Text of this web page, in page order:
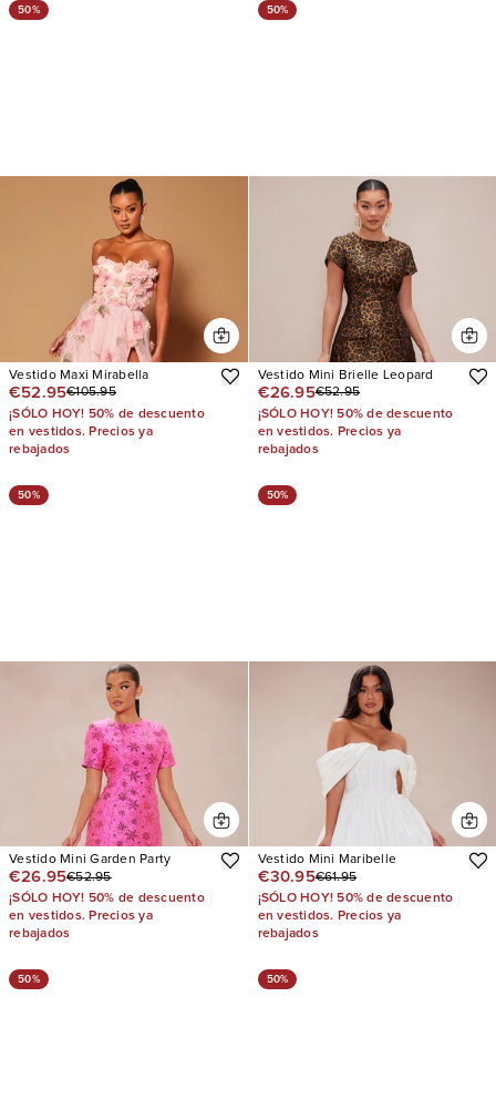
50%
Vestido Maxi Mirabella
€52.95€105.95
¡SÓLO HOY! 50% de descuento
en vestidos. Precios ya
rebajados
50%
Vestido Mini Brielle Leopard
€26.95€52.95
¡SÓLO HOY! 50% de descuento
en vestidos. Precios ya
rebajados
50%
Vestido Mini Garden Party
€26.95€52.95
¡SÓLO HOY! 50% de descuento
en vestidos. Precios ya
rebajados
50%
Vestido Mini Maribelle
€30.95€61.95
¡SÓLO HOY! 50% de descuento
en vestidos. Precios ya
rebajados
50% 50%